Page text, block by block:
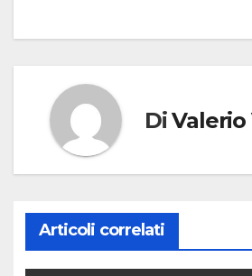
DiValerio
Articoli correlati